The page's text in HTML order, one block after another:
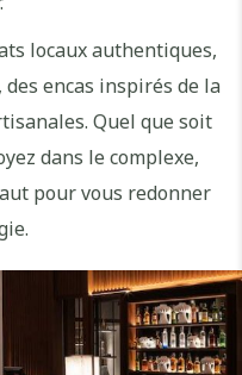
locaux authentiques,
encas inspirés de la
Quel que soit
dans le complexe,
pour vous redonner